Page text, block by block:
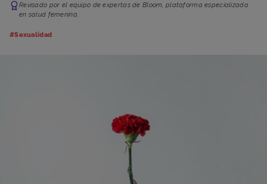
Revisado por el equipo de expertas de Bloom, plataforma especializada
en salud femenina.
#Sexualidad